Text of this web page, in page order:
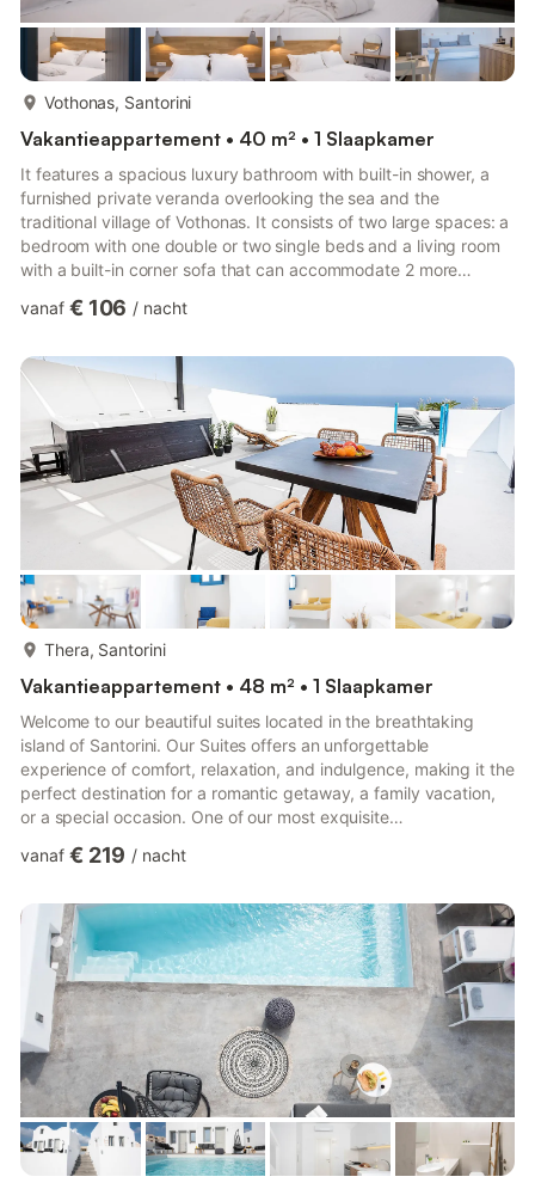
Vothonas, Santorini
Vakantieappartement • 40 m² • 1 Slaapkamer
It features a spacious luxury bathroom with built-in shower, a
furnished private veranda overlooking the sea and the
traditional village of Vothonas. It consists of two large spaces: a
bedroom with one double or two single beds and a living room
with a built-in corner sofa that can accommodate 2 more
It is an ideal choice for couples and newly weds, as well as for
request). Thetis is the only suite that does not have access to a
pool or private infinity pool or h...
vanaf € 106 / nacht
Thera, Santorini
Vakantieappartement • 48 m² • 1 Slaapkamer
Welcome to our beautiful suites located in the breathtaking
island of Santorini. Our Suites offers an unforgettable
experience of comfort, relaxation, and indulgence, making it the
perfect destination for a romantic getaway, a family vacation,
or a special occasion. One of our most exquisite
boasts a private balcony with a mesmerizing view of the
living room with comfortable seating, and a modern bathroom
with a Jacuzzi tub. If you cause damage to the property duri...
vanaf € 219 / nacht